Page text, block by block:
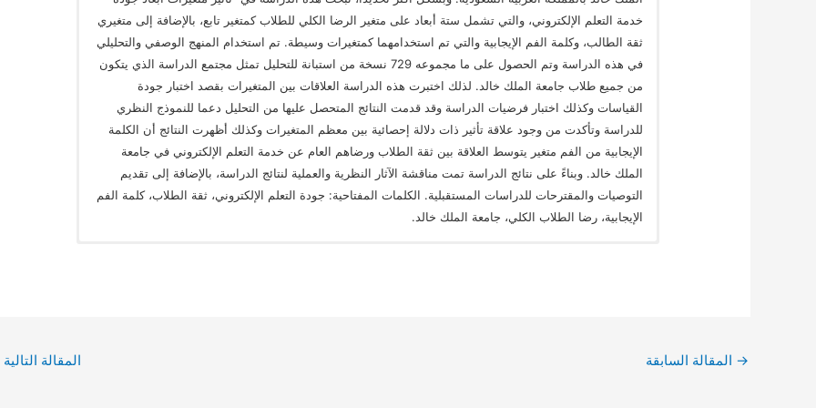
خدمة التعلم الإلكتروني، والتي تشمل ستة أبعاد على متغير الرضا الكلي للطلاب كمتغير تابع، بالإضافة إلى متغيري
ثقة الطالب، وكلمة الفم الإيجابية والتي تم استخدامهما كمتغيرات وسيطة. تم استخدام المنهج الوصفي والتحليلي
في هذه الدراسة وتم الحصول على ما مجموعه 729 نسخة من استبانة للتحليل تمثل مجتمع الدراسة الذي يتكون
من جميع طلاب جامعة الملك خالد. لذلك اختبرت هذه الدراسة العلاقات بين المتغيرات بقصد اختبار جودة
القياسات وكذلك اختبار فرضيات الدراسة وقد قدمت النتائج المتحصل عليها من التحليل دعما للنموذج النظري
للدراسة وتأكدت من وجود علاقة تأثير ذات دلالة إحصائية بين معظم المتغيرات وكذلك أظهرت النتائج أن الكلمة
الإيجابية من الفم متغير يتوسط العلاقة بين ثقة الطلاب ورضاهم العام عن خدمة التعلم الإلكتروني في جامعة
الملك خالد. وبناءً على نتائج الدراسة تمت مناقشة الآثار النظرية والعملية لنتائج الدراسة، بالإضافة إلى تقديم
التوصيات والمقترحات للدراسات المستقبلية. الكلمات المفتاحية: جودة التعلم الإلكتروني، ثقة الطلاب، كلمة الفم
الإيجابية، رضا الطلاب الكلي، جامعة الملك خالد.
→ المقالة السابقة المقالة التالية